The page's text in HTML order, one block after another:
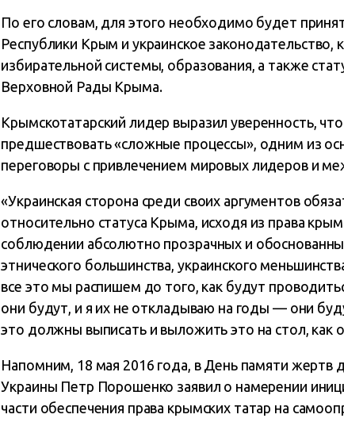
По его словам, для этого необходимо будет
Республики Крым и украинское законодательство,
избирательной системы, образования, а также
Верховной Рады Крыма.
Крымскотатарский лидер выразил уверенность,
предшествовать «сложные процессы», одним из
переговоры с привлечением мировых лидеров и
«Украинская сторона среди своих аргументов
относительно статуса Крыма, исходя из права
соблюдении абсолютно прозрачных и
этнического большинства, украинского
все это мы распишем до того, как будут
они будут, и я их не откладываю на годы — они
это должны выписать и выложить это на стол,
Напомним, 18 мая 2016 года, в День памяти жертв
Украины Петр Порошенко заявил о намерении
части обеспечения права крымских татар на